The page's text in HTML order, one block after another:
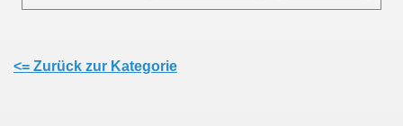
<= Zurück zur Kategorie